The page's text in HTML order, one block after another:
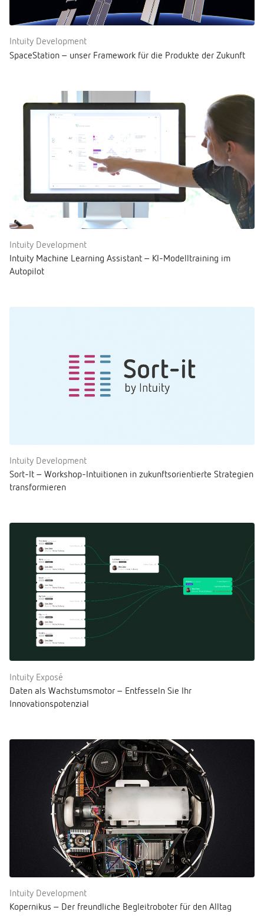
Intuity Development
SpaceStation – unser Framework für die Produkte der Zukunft
Intuity Development
Intuity Machine Learning Assistant – KI-Modelltraining im
Autopilot
Intuity Development
Sort-It – Workshop-Intuitionen in zukunftsorientierte Strategien
transformieren
Intuity Exposé
Daten als Wachstumsmotor – Entfesseln Sie Ihr
Innovationspotenzial
Intuity Development
Kopernikus – Der freundliche Begleitroboter für den Alltag